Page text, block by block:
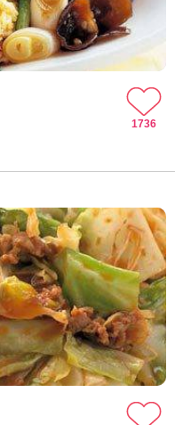
1736